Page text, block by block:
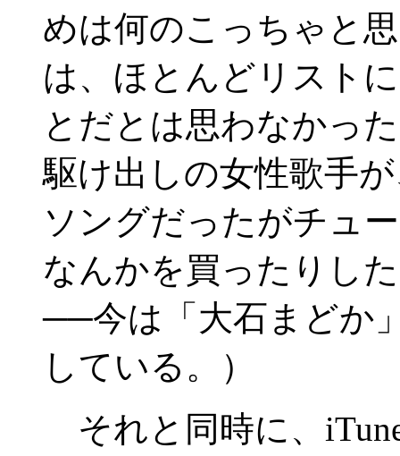
めは何のこっちゃと
は、ほとんどリスト
とだとは思わなかっ
駆け出しの女性歌手
ソングだったがチュ
なんかを買ったりし
──今は「大石まどか
している。）
それと同時に、